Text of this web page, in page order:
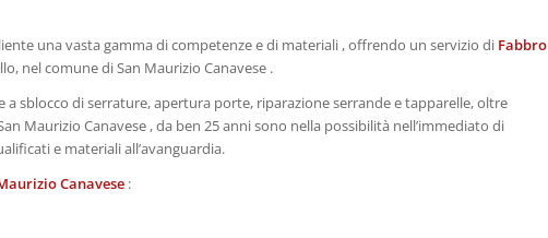
una vasta gamma di competenze e di materiali , offrendo un servizio di Fabbro
nel comune di San Maurizio Canavese .
sblocco di serrature, apertura porte, riparazione serrande e tapparelle, oltre
Maurizio Canavese , da ben 25 anni sono nella possibilità nell’immediato di
e materiali all’avanguardia.
Canavese :